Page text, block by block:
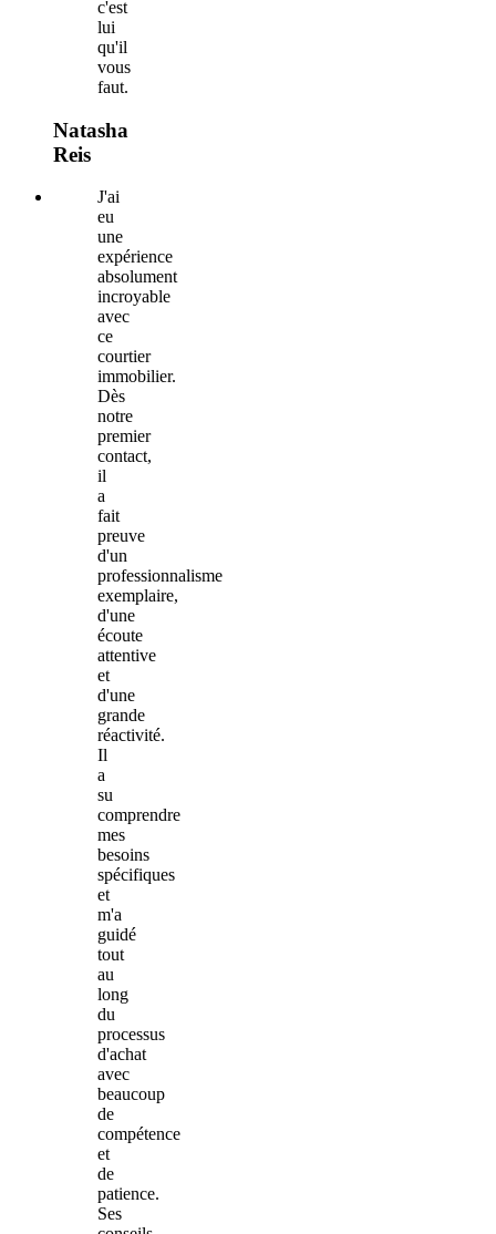
c'est
lui
qu'il
vous
faut.
Natasha
Reis
J'ai
eu
une
expérience
absolument
incroyable
avec
ce
courtier
immobilier.
Dès
notre
premier
contact,
il
a
fait
preuve
d'un
professionnalisme
exemplaire,
d'une
écoute
attentive
et
d'une
grande
réactivité.
Il
a
su
comprendre
mes
besoins
spécifiques
et
m'a
guidé
tout
au
long
du
processus
d'achat
avec
beaucoup
de
compétence
et
de
patience.
Ses